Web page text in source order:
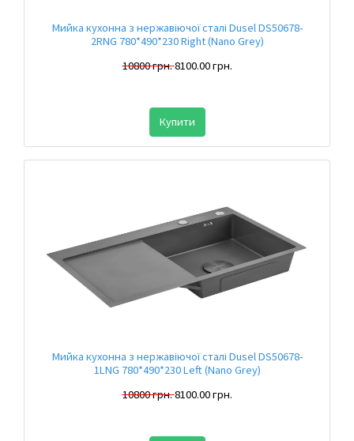
Мийка кухонна з нержавіючої сталі Dusel DS50678-
2RNG 780*490*230 Right (Nano Grey)
10800 грн.8100.00 грн.
Купити
Мийка кухонна з нержавіючої сталі Dusel DS50678-
1LNG 780*490*230 Left (Nano Grey)
10800 грн.8100.00 грн.